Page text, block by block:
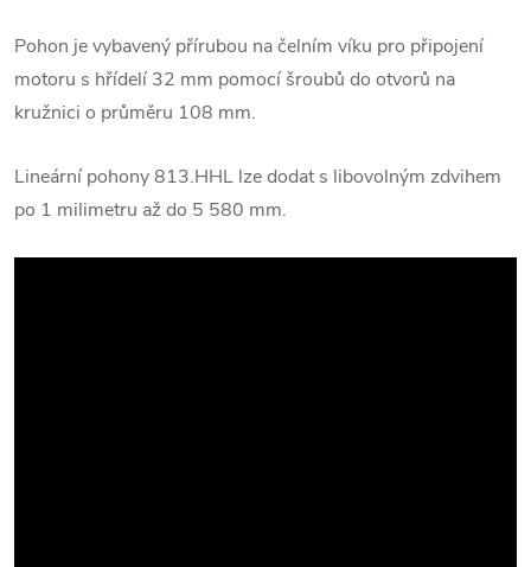
Pohon je vybavený přírubou na čelním víku pro připojení
motoru s hřídelí 32 mm pomocí šroubů do otvorů na
kružnici o průměru 108 mm.
Lineární pohony 813.HHL lze dodat s libovolným zdvihem
po 1 milimetru až do 5 580 mm.